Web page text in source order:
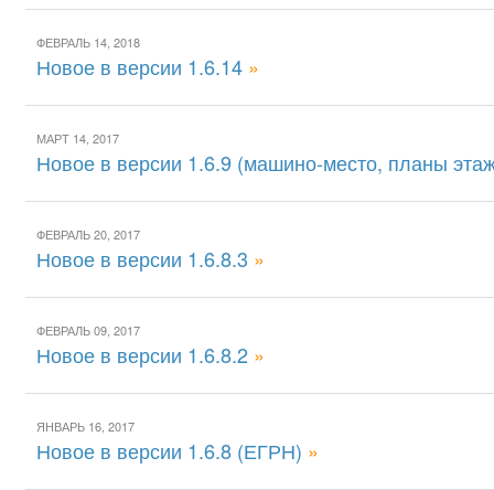
ФЕВРАЛЬ 14, 2018
Новое в версии 1.6.14 »
МАРТ 14, 2017
Новое в версии 1.6.9 (машино-место, планы
ФЕВРАЛЬ 20, 2017
Новое в версии 1.6.8.3 »
ФЕВРАЛЬ 09, 2017
Новое в версии 1.6.8.2 »
ЯНВАРЬ 16, 2017
Новое в версии 1.6.8 (ЕГРН) »